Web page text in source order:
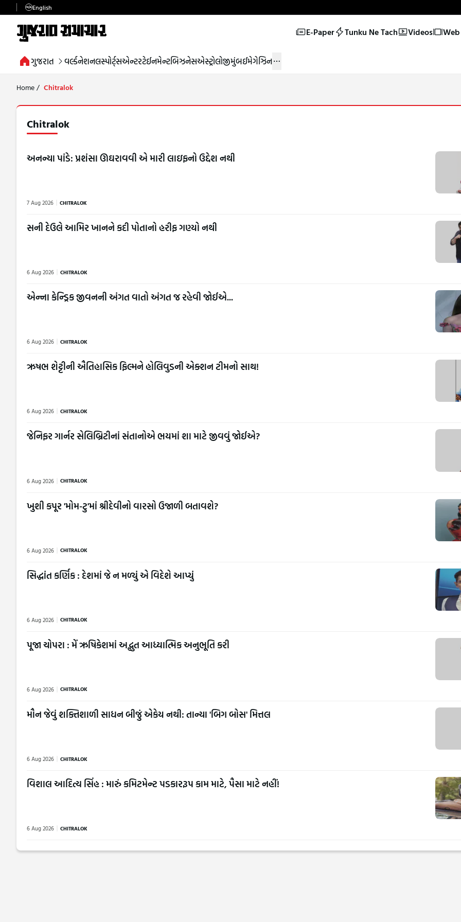
English
E-Paper Tunku Ne Tach Videos
ગુજરાત વર્લ્ડનેશનલસ્પોર્ટ્સએન્ટરટેઈનમેન્ટબિઝનેસએસ્ટ્રોલોજીમુંબઈમેગેઝિન
Home/ Chitralok
Chitralok
અનન્યા પાંડે: પ્રશંસા ઊઘરાવવી એ મારી લાઇફનો ઉદ્દેશ નથી
7 Aug 2026 CHITRALOK
સની દેઉલે આમિર ખાનને કદી પોતાનો હરીફ ગણ્યો નથી
6 Aug 2026 CHITRALOK
એન્ના કેન્ડ્રિક જીવનની અંગત વાતો અંગત જ રહેવી જોઈએ...
6 Aug 2026 CHITRALOK
ઋષભ શેટ્ટીની ઐતિહાસિક ફિલ્મને હોલિવુડની એક્શન ટીમનો સાથ!
6 Aug 2026 CHITRALOK
જેનિફર ગાર્નર સેલિબ્રિટીનાં સંતાનોએ ભયમાં શા માટે જીવવું જોઈએ?
6 Aug 2026 CHITRALOK
ખુશી કપૂર 'મોમ-ટુ'માં શ્રીદેવીનો વારસો ઉજાળી બતાવશે?
6 Aug 2026 CHITRALOK
સિદ્ધાંત કર્ણિક : દેશમાં જે ન મળ્યું એ વિદેશે આપ્યું
6 Aug 2026 CHITRALOK
પૂજા ચોપરા : મેં ઋષિકેશમાં અદ્ભુત આધ્યાત્મિક અનુભૂતિ કરી
6 Aug 2026 CHITRALOK
મૌન જેવું શક્તિશાળી સાધન બીજું એકેય નથી: તાન્યા 'બિગ બોસ' મિત્તલ
6 Aug 2026 CHITRALOK
વિશાલ આદિત્ય સિંહ : મારું કમિટમેન્ટ પડકારરૂપ કામ માટે, પૈસા માટે નહીં!
6 Aug 2026 CHITRALOK